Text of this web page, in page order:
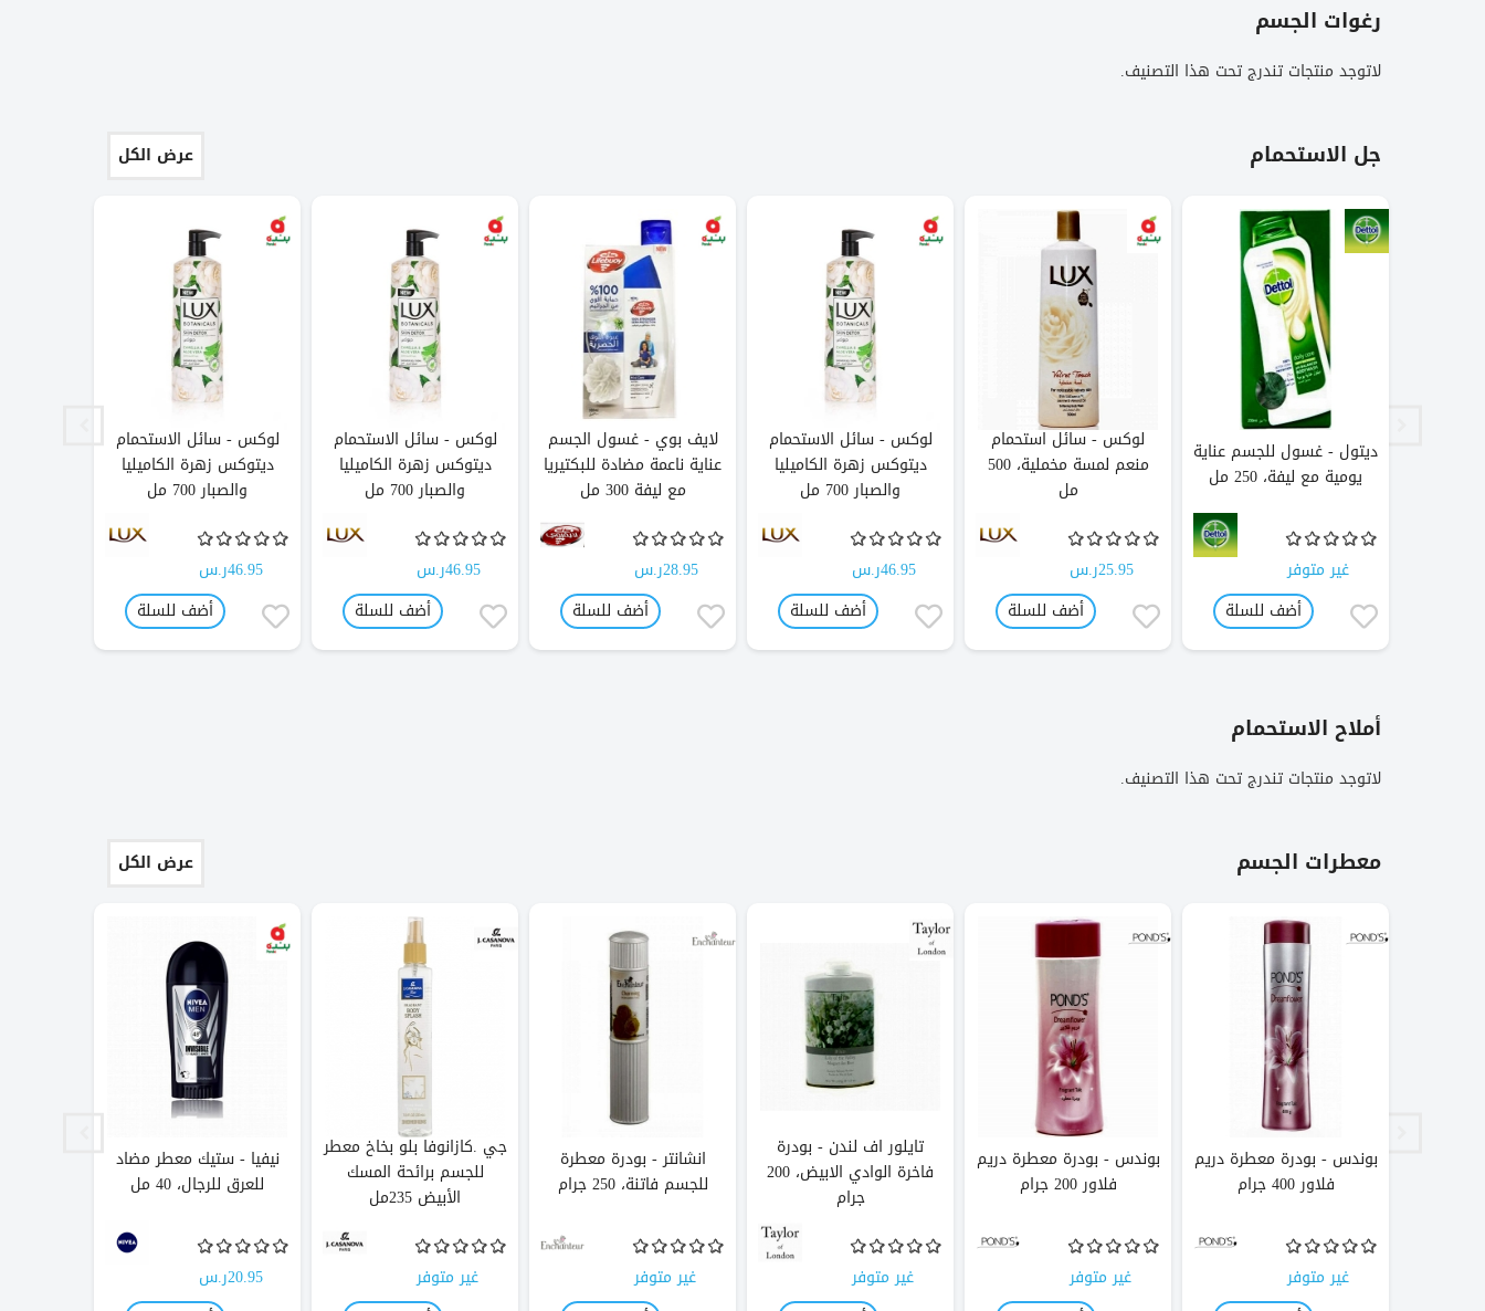
رغوات الجسم
لاتوجد منتجات تندرج تحت هذا التصنيف.
جل الاستحمام
ديتول - غسول للجسم عناية
يومية مع ليفة، 250 مل
غير متوفر
أضف للسلة
لوكس - سائل استحمام
منعم لمسة مخملية، 500
مل
25.95ر.س
أضف للسلة
لوكس - سائل الاستحمام
ديتوكس زهرة الكاميليا
والصبار 700 مل
46.95ر.س
أضف للسلة
لايف بوي - غسول الجسم
عناية ناعمة مضادة للبكتيريا
مع ليفة 300 مل
28.95ر.س
أضف للسلة
لوكس - سائل الاستحمام
ديتوكس زهرة الكاميليا
والصبار 700 مل
46.95ر.س
أضف للسلة
لوكس - سائل الاستحمام
ديتوكس زهرة الكاميليا
والصبار 700 مل
46.95ر.س
أضف للسلة
عرض الكل
أملاح الاستحمام
لاتوجد منتجات تندرج تحت هذا التصنيف.
معطرات الجسم
بوندس - بودرة معطرة دريم
فلاور 400 جرام
غير متوفر
بوندس - بودرة معطرة دريم
فلاور 200 جرام
غير متوفر
تايلور اف لندن - بودرة
فاخرة الوادي الابيض، 200
جرام
غير متوفر
انشانتر - بودرة معطرة
للجسم فاتنة، 250 جرام
غير متوفر
جي .كازانوفا بلو بخاخ معطر
للجسم برائحة المسك
الأبيض 235مل
غير متوفر
نيفيا - ستيك معطر مضاد
للعرق للرجال، 40 مل
20.95ر.س
عرض الكل